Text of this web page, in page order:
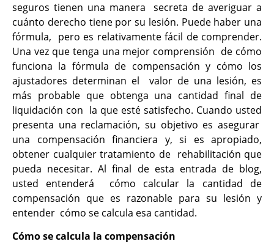
seguros tienen una manera secreta de averiguar a
cuánto derecho tiene por su lesión. Puede haber una
fórmula, pero es relativamente fácil de comprender.
Una vez que tenga una mejor comprensión de cómo
funciona la fórmula de compensación y cómo los
ajustadores determinan el valor de una lesión, es
más probable que obtenga una cantidad final de
liquidación con la que esté satisfecho. Cuando usted
presenta una reclamación, su objetivo es asegurar
una compensación financiera y, si es apropiado,
obtener cualquier tratamiento de rehabilitación que
pueda necesitar. Al final de esta entrada de blog,
usted entenderá cómo calcular la cantidad de
compensación que es razonable para su lesión y
entender cómo se calcula esa cantidad.
Cómo se calcula la compensación